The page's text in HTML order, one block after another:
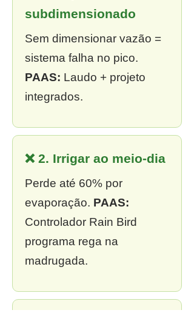
subdimensionado
Sem dimensionar vazão =
sistema falha no pico.
PAAS: Laudo + projeto
integrados.
❌ 2. Irrigar ao meio-dia
Perde até 60% por
evaporação. PAAS:
Controlador Rain Bird
programa rega na
madrugada.